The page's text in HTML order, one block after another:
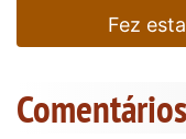
Fez
Comentários